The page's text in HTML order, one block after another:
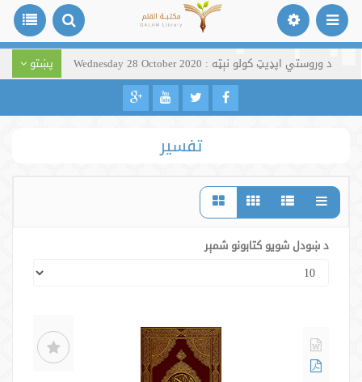
د وروستي اپډیټ کولو نېټه : Wednesday 28 October 2020 پښتو
تفسیر
د ښودل شویو کتابونو شمېر